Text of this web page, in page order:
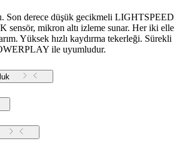
Son derece düşük gecikmeli LIGHTSPEED
sensör, mikron altı izleme sunar. Her iki elle
Yüksek hızlı kaydırma tekerleği. Sürekli
ile uyumludur.